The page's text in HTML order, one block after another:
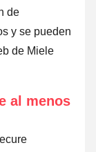
de
y se pueden
de Miele
al menos